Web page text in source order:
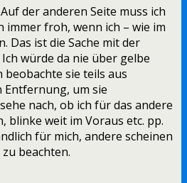
der anderen Seite muss ich
immer froh, wenn ich – wie im
Das ist die Sache mit der
würde da nie über gelbe
beobachte sie teils aus
um sie
nach, ob ich für das andere
blinke weit im Voraus etc. pp.
für mich, andere scheinen
beachten.